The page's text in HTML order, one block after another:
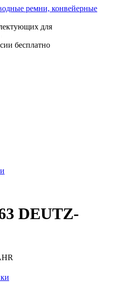
для
бесплатно
DEUTZ-